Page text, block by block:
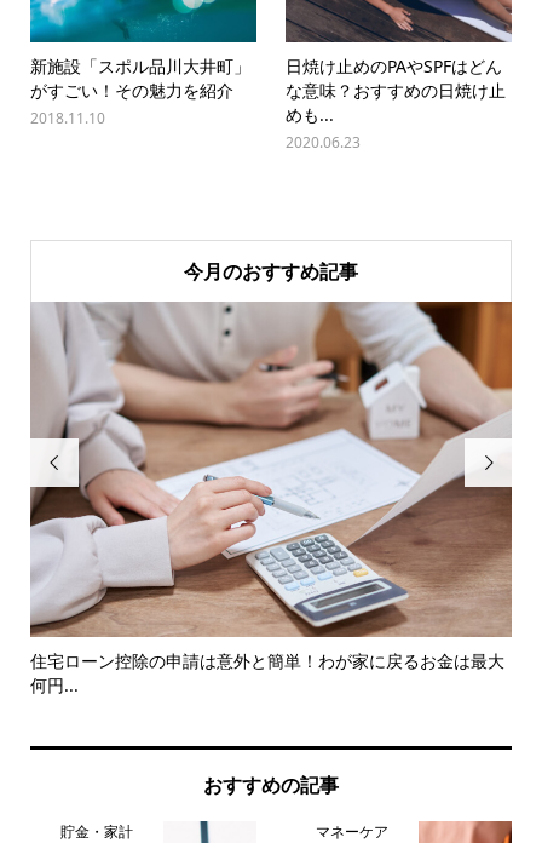
新施設「スポル品川大井町」
がすごい！その魅力を紹介
2018.11.10
日焼け止めのPAやSPFはどん
な意味？おすすめの日焼け止
めも...
2020.06.23
今月のおすすめ記事

住宅ローン控除の申請は意外と簡単！わが家に戻るお金は最大
何円...

おすすめの記事
貯金・家計 マネーケア